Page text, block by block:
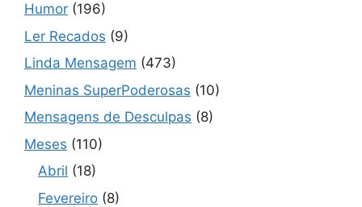
Humor (196)
Ler Recados (9)
Linda Mensagem (473)
Meninas SuperPoderosas (10)
Mensagens de Desculpas (8)
Meses (110)
Abril (18)
Fevereiro (8)